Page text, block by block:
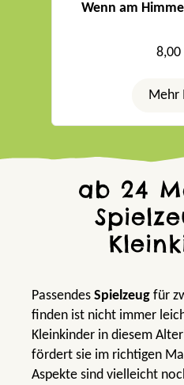
Wenn am
8,00
Mehr
ab 24
Passendes Spielzeug für
finden ist nicht immer
Kleinkinder in diesem
fördert sie im richtigen
Aspekte sind vielleicht